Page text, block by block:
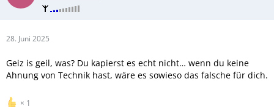
28. Juni 2025
Geiz is geil, was? Du kapierst es echt nicht… wenn du keine
Ahnung von Technik hast, wäre es sowieso das falsche für dich.
1